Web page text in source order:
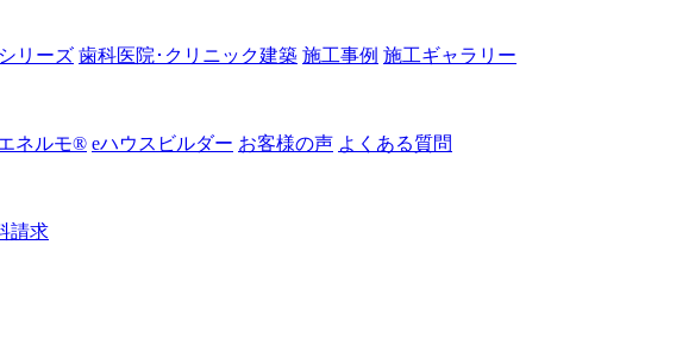
リーズ 歯科医院･クリニック建築 施工事例 施工ギャラリー
ネルモ®︎ eハウスビルダー お客様の声 よくある質問
請求